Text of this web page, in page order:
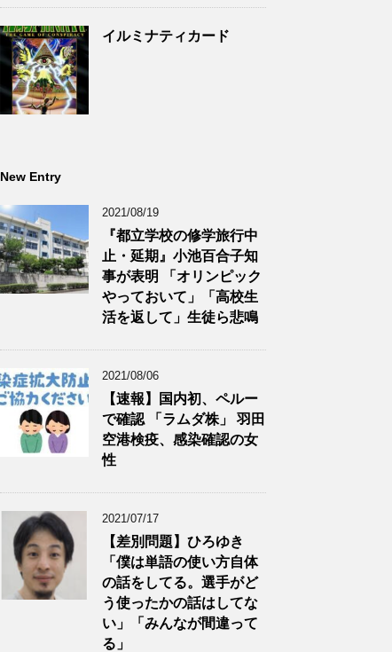
イルミナティカード
New Entry
2021/08/19
『都立学校の修学旅行中
止・延期』小池百合子知
事が表明 「オリンピック
やっておいて」「高校生
活を返して」生徒ら悲鳴
2021/08/06
【速報】国内初、ペルー
で確認 「ラムダ株」 羽田
空港検疫、感染確認の女
性
2021/07/17
【差別問題】ひろゆき
「僕は単語の使い方自体
の話をしてる。選手がど
う使ったかの話はしてな
い」「みんなが間違って
る」